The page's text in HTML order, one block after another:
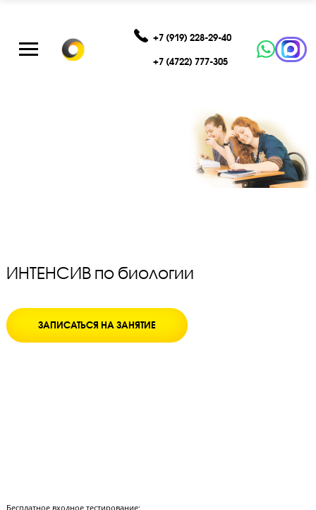
+7 (919) 228-29-40
+7 (4722) 777-305
ИНТЕНСИВ по биологии